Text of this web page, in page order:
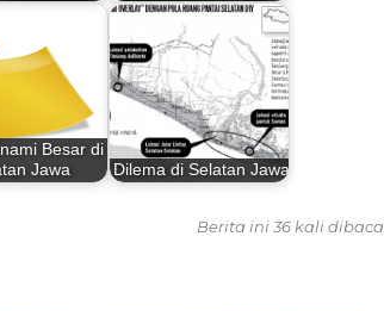
Besar di
Jawa
Dilema di Selatan Jawa
Berita ini 36 kali dibaca